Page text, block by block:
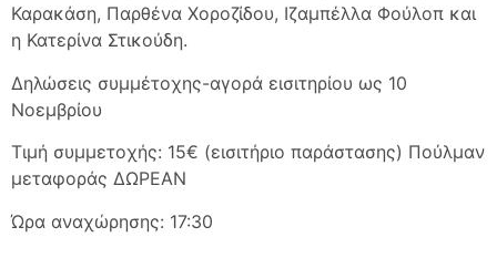
Καρακάση, Παρθένα Χοροζίδου, Ιζαμπέλλα Φούλοπ και
η Κατερίνα Στικούδη.
Δηλώσεις συμμέτοχης-αγορά εισιτηρίου ως 10
Νοεμβρίου
Τιμή συμμετοχής: 15€ (εισιτήριο παράστασης) Πούλμαν
μεταφοράς ΔΩΡΕΑΝ
Ώρα αναχώρησης: 17:30